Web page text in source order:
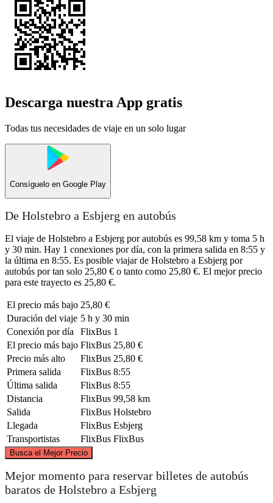
Descarga nuestra App gratis
Todas tus necesidades de viaje en un solo lugar
Consíguelo en Google Play
De Holstebro a Esbjerg en autobús
El viaje de Holstebro a Esbjerg por autobús es 99,58 km y toma 5 h
y 30 min. Hay 1 conexiones por día, con la primera salida en 8:55 y
la última en 8:55. Es posible viajar de Holstebro a Esbjerg por
autobús por tan solo 25,80 € o tanto como 25,80 €. El mejor precio
para este trayecto es 25,80 €.
El precio más bajo 25,80 €
Duración del viaje 5 h y 30 min
Conexión por día
FlixBus 1
El precio más bajo FlixBus 25,80 €
Precio más alto
FlixBus 25,80 €
Primera salida
FlixBus 8:55
Última salida
FlixBus 8:55
Distancia
FlixBus 99,58 km
Salida
FlixBus Holstebro
Llegada
FlixBus Esbjerg
Transportistas
FlixBus FlixBus
Busca el Mejor Precio
©
Mejor momento para reservar billetes de autobús
baratos de Holstebro a Esbjerg